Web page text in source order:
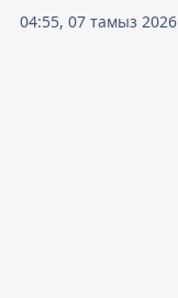
04:55, 07 тамыз 2026